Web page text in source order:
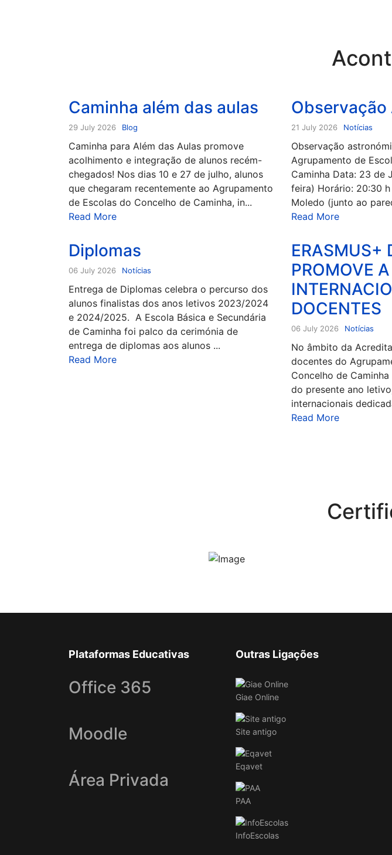
Caminha além das aulas
29 July 2026 Blog
Caminha para Além das Aulas promove
acolhimento e integração de alunos recém-
chegados! Nos dias 10 e 27 de julho, alunos
que chegaram recentemente ao Agrupamento
de Escolas do Concelho de Caminha, in...
Read More
21 July 2026 Notícias
Observação
Agrupamento de
Caminha Data: 23 de
feira) Horário: 20:30
Moledo (junto ao
Read More
Diplomas
06 July 2026 Notícias
Entrega de Diplomas celebra o percurso dos
alunos finalistas dos anos letivos 2023/2024
e 2024/2025. A Escola Básica e Secundária
de Caminha foi palco da cerimónia de
entrega de diplomas aos alunos ...
Read More
ERASMUS+
PROMOVE
DOCENTES
06 July 2026 Notícias
No âmbito da
docentes do
Concelho de
do presente ano
internacionais
Read More
Plataformas Educativas
Office 365
Moodle
Área Privada
Outras Ligações
Giae Online
Site antigo
Eqavet
PAA
InfoEscolas